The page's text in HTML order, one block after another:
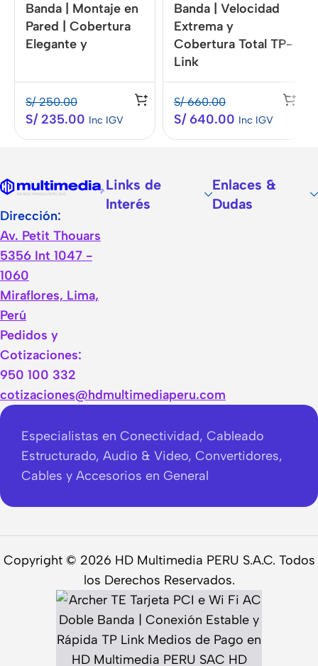
Banda | Montaje en
Pared | Cobertura
Elegante y
Link
S/250.00
S/235.00 Inc IGV
Banda | Velocidad
Extrema y
Cobertura Total TP-
Link
S/660.00
S/640.00 Inc IGV
Dirección:
Av. Petit Thouars
5356 Int 1047 -
1060
Miraflores, Lima,
Perú
Pedidos y
Cotizaciones:
950 100 332
cotizaciones@hdmultimediaperu.com
Links de
Interés
Enlaces &
Dudas
Especialistas en Conectividad, Cableado
Estructurado, Audio & Video, Convertidores,
Cables y Accesorios en General
Copyright © 2026 HD Multimedia PERU S.A.C. Todos
los Derechos Reservados.